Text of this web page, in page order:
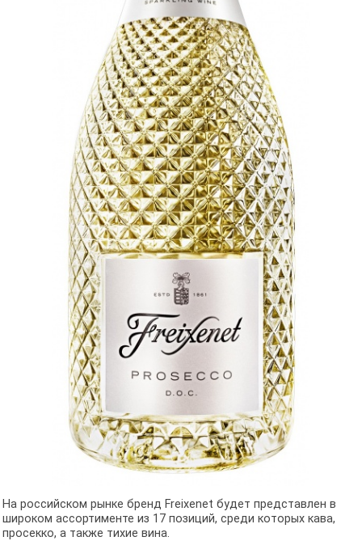
На российском рынке бренд Freixenet будет представлен в
широком ассортименте из 17 позиций, среди которых кава,
просекко, а также тихие вина.